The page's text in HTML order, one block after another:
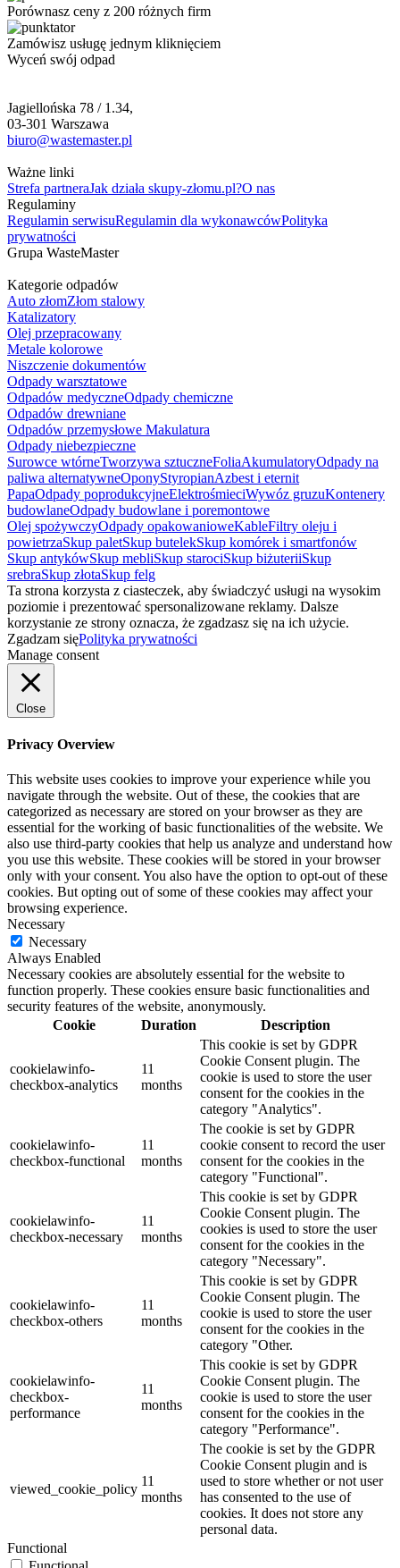
Porównasz ceny z 200 różnych firm
Zamówisz usługę jednym kliknięciem
Wyceń swój odpad
Jagiellońska 78 / 1.34,
03-301 Warszawa
biuro@wastemaster.pl
Ważne linki
Strefa partneraJak działa skupy-złomu.pl?O nas
Regulaminy
Regulamin serwisuRegulamin dla wykonawcówPolityka
prywatności
Grupa WasteMaster
Kategorie odpadów
Auto złomZłom stalowy
Katalizatory
Olej przepracowany
Metale kolorowe
Niszczenie dokumentów
Odpady warsztatowe
Odpadów medyczneOdpady chemiczne
Odpadów drewniane
Odpadów przemysłowe Makulatura
Odpady niebezpieczne
Surowce wtórneTworzywa sztuczneFoliaAkumulatoryOdpady na
paliwa alternatywneOponyStyropianAzbest i eternit
PapaOdpady poprodukcyjneElektrośmieciWywóz gruzuKontenery
budowlaneOdpady budowlane i poremontowe
Olej spożywczyOdpady opakowanioweKableFiltry oleju i
powietrzaSkup paletSkup butelekSkup komórek i smartfonów
Skup antykówSkup mebliSkup starociSkup biżuteriiSkup
srebraSkup złotaSkup felg
Ta strona korzysta z ciasteczek, aby świadczyć usługi na wysokim
poziomie i prezentować spersonalizowane reklamy. Dalsze
korzystanie ze strony oznacza, że zgadzasz się na ich użycie.
Zgadzam sięPolityka prywatności
Manage consent
Close
Privacy Overview
This website uses cookies to improve your experience while you
navigate through the website. Out of these, the cookies that are
categorized as necessary are stored on your browser as they are
essential for the working of basic functionalities of the website. We
also use third-party cookies that help us analyze and understand how
you use this website. These cookies will be stored in your browser
only with your consent. You also have the option to opt-out of these
cookies. But opting out of some of these cookies may affect your
browsing experience.
Necessary
Necessary
Always Enabled
Necessary cookies are absolutely essential for the website to
function properly. These cookies ensure basic functionalities and
security features of the website, anonymously.
Cookie
Duration Description
cookielawinfo-
checkbox-analytics
11
months
This cookie is set by GDPR
Cookie Consent plugin. The
cookie is used to store the user
consent for the cookies in the
category "Analytics".
cookielawinfo-
checkbox-functional
11
months
The cookie is set by GDPR
cookie consent to record the user
consent for the cookies in the
category "Functional".
cookielawinfo-
checkbox-necessary
11
months
This cookie is set by GDPR
Cookie Consent plugin. The
cookies is used to store the user
consent for the cookies in the
category "Necessary".
cookielawinfo-
checkbox-others
11
months
This cookie is set by GDPR
Cookie Consent plugin. The
cookie is used to store the user
consent for the cookies in the
category "Other.
cookielawinfo-
checkbox-
performance
11
months
This cookie is set by GDPR
Cookie Consent plugin. The
cookie is used to store the user
consent for the cookies in the
category "Performance".
viewed_cookie_policy
11
months
The cookie is set by the GDPR
Cookie Consent plugin and is
used to store whether or not user
has consented to the use of
cookies. It does not store any
personal data.
Functional